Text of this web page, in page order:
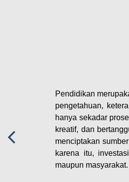
Pendidikan
pengetahuan,
hanya sekadar
kreatif, dan
menciptakan
karena itu,
maupun masyarakat.